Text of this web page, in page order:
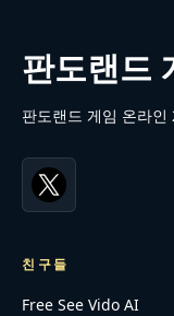
판도랜드
판도랜드 게임 온라인
친구들
Free See Vido AI